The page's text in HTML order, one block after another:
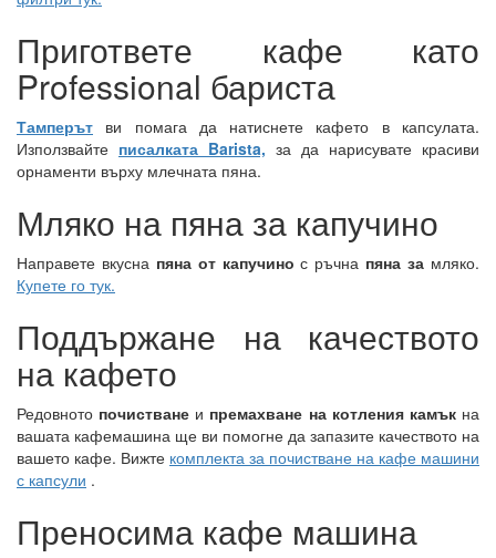
Пригответе кафе като
Professional бариста
Тамперът ви помага да натиснете кафето в капсулата.
Използвайте писалката Barista, за да нарисувате красиви
орнаменти върху млечната пяна.
Мляко на пяна за капучино
Направете вкусна пяна от капучино с ръчна пяна за мляко.
Купете го тук.
Поддържане на качеството
на кафето
Редовното почистване и премахване на котления камъкна
вашата кафемашина ще ви помогне да запазите качеството на
вашето кафе. Вижте комплекта за почистване на кафе машини
с капсули .
Преносима кафе машина